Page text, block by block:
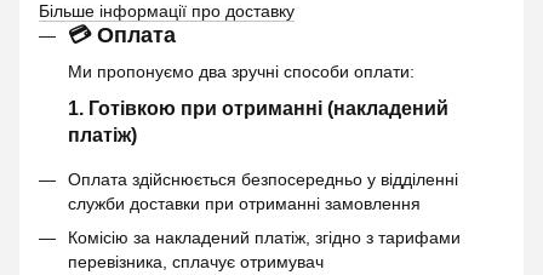
Більше інформації про доставку
💳 Оплата
Ми пропонуємо два зручні способи оплати:
1. Готівкою при отриманні (накладений
платіж)
Оплата здійснюється безпосередньо у відділенні
служби доставки при отриманні замовлення
Комісію за накладений платіж, згідно з тарифами
перевізника, сплачує отримувач